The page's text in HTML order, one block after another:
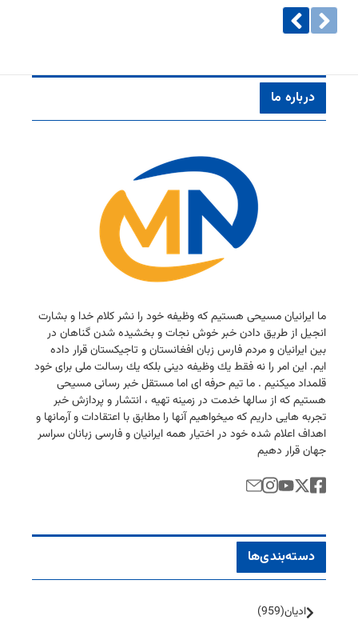
درباره ما
ما ایرانیان مسیحی هستیم كه وظیفه خود را نشر كلام خدا و بشارت
انجیل از طریق دادن خبر خوش نجات و بخشیده شدن گناهان در
بین ایرانیان و مردم فارس زبان افغانستان و تاجیكستان قرار داده
ایم. این امر را نه فقط یك وظیفه دینی بلكه یك رسالت ملی برای خود
قلمداد میكنیم . ما تیم حرفه ای اما مستقل خبر رسانی مسیحی
هستیم كه از سالها خدمت در زمینه تهیه ، انتشار و پردازش خبر
تجربه هایی داریم كه میخواهیم آنها را مطابق با اعتقادات و آرمانها و
اهداف اعلام شده خود در اختیار همه ایرانیان و فارسی زبانان سراسر
جهان قرار دهیم
دسته‌بندی‌ها
ادیان(959)